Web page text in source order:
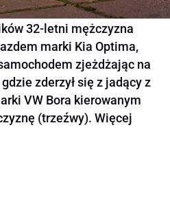
32-letni mężczyzna
marki Kia Optima,
zjeżdżając na
zderzył się z jadący z
VW Bora kierowanym
(trzeźwy). Więcej